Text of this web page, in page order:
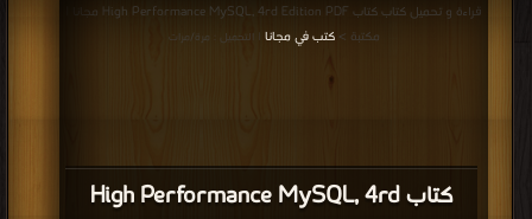
كتاب High Performance MySQL, 4rd
قراءة و تحميل كتاب كتاب High Performance MySQL, 4rd Edition PDF مجانا |
مكتبة >كتب في مجانا | التحميل : مرة/مرات